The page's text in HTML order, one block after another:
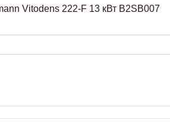
Vitodens 222-F 13 кВт B2SB007